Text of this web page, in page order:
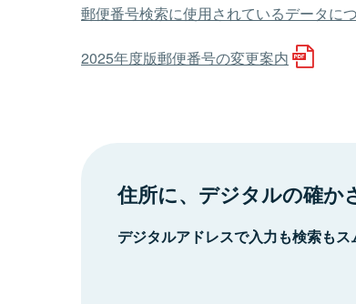
郵便番号検索に使用されているデータに
2025年度版郵便番号の変更案内
住所に、デジタルの確か
デジタルアドレスで入力も検索もス